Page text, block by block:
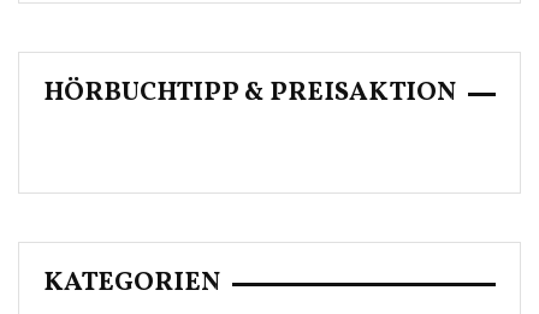
HÖRBUCHTIPP & PREISAKTION
KATEGORIEN